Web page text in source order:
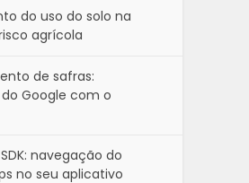
do uso do solo na
agrícola
de safras:
Google com o
navegação do
no seu aplicativo